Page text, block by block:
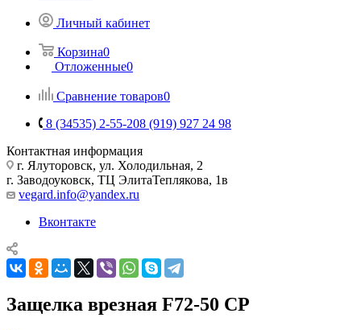
Личный кабинет
Корзина0
Отложенные0
Сравнение товаров0
8 (34535) 2-55-208 (919) 927 24 98
Контактная информация
г. Ялуторовск, ул. Холодильная, 2
г. Заводоуковск, ​ТЦ Элита​Теплякова, 1в
vegard.info@yandex.ru
Вконтакте
Защелка врезная F72-50 CP